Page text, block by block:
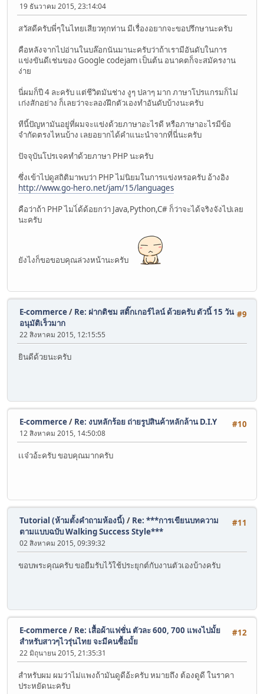
19 ธันวาคม 2015, 23:14:04
สวัสดีครับพี่ๆในไทยเสียวทุกท่าน มีเรื่องอยากจะขอปรึกษานะครับ
คือหลังจากไปอ่านในบล๊อกนันมานะครับว่าถ้าเรามีอันดับในการ
แข่งขันดีเช่นของ Google codejam เป็นต้น อนาคตก็จะสมัครงาน
ง่าย
นี่ผมก็ปี 4 ละครับ แต่ชีวิตมันช่าง งูๆ ปลาๆ มาก ภาษาโปรแกรมก็ไม่
เก่งสักอย่าง ก็เลยว่าจะลองฝึกตัวเองทำอันดับบ้างนะครับ
ทีนี้ปัญหามันอยู่ที่ผมจะแข่งด้วยภาษาอะไรดี หรือภาษาอะไรมีข้อ
จำกัดตรงไหนบ้าง เลยอยากได้คำแนะนำจากที่นี่นะครับ
ปัจจุบันโปรเจคทำด้วยภาษา PHP นะครับ
ซึ่งเข้าไปดูสถิติมาพบว่า PHP ไม่นิยมในการแข่งหรอครับ อ้างอิง
http://www.go-hero.net/jam/15/languages
คือว่าถ้า PHP ไมไ่ด้ด้อยกว่า Java,Python,C# ก็ว่าจะได้จริงจังไปเลย
นะครับ
ยังไงก็ขอขอบคุณล่วงหน้านะครับ
#9
E-commerce/ Re: ฝากติชม สติ๊กเกอร์ไลน์ ด้วยครับ ตัวนี้ 15 วัน
อนุมัติเร็วมาก
22 สิงหาคม 2015, 12:15:55
ยินดีด้วยนะครับ
#10
E-commerce/ Re: งบหลักร้อย ถ่ายรูปสินค้าหลักล้าน D.I.Y
12 สิงหาคม 2015, 14:50:08
เเจ๋วอ้ะครับ ขอบคุณมากครับ
#11
Tutorial (ห้ามตั้งคำถามห้องนี้) / Re: ***การเขียนบทความ
ตามแบบฉบับ Walking Success Style***
02 สิงหาคม 2015, 09:39:32
ขอบพระคุณครับ ขอยืมรับไว้ใช้ประยุกต์กับงานตัวเองบ้างครับ
#12
E-commerce/ Re: เสื้อผ้าแฟชั่น ตัวละ 600, 700 แพงไปมั้ย
สำหรับสาวๆไวรุ่นไทย จะมีคนซื้อมั้ย
22 มิถุนายน 2015, 21:35:31
สำหรับผม ผมว่าไม่แพงถ้ามันดูดีอ้ะครับ หมายถึง ต้องดูดี ในราคา
ประหยัดนะครับ